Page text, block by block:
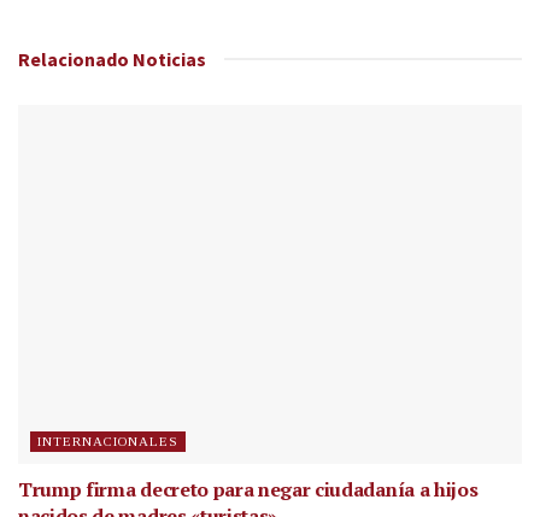
Relacionado Noticias
INTERNACIONALES
Trump firma decreto para negar ciudadanía a hijos